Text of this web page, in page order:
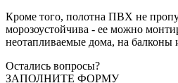
Кроме того, полотна ПВХ не
морозоустойчива - ее можно
неотапливаемые дома, на балконы
Остались вопросы?
ЗАПОЛНИТЕ ФОРМУ